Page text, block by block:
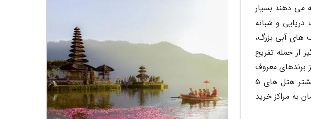
می دهند بسیار
و شبانه
های آبی بزرگ،
از جمله تفریح
برندهای معروف
هم در شهر شعبه دارند. البته اگر اهل خرید هستید باید در انتخاب هتلتان دقت کنید. بیشتر هتل های 5
به مراکز خرید